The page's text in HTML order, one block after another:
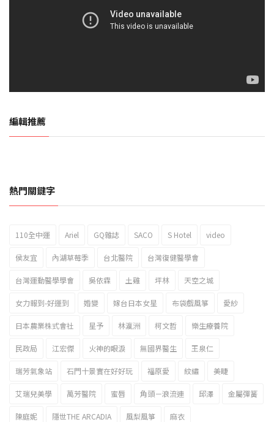
編輯推薦
2023新北市北海岸國際風箏節「風在石起」霸氣回歸
熱門關鍵字
110全中運 Ariel GQ雜誌 SACO S Hotel video
侯友宜 內湖草莓季 台北醫院 台灣復健醫學會
台灣運動醫學學會 吳依霖 土雞 坪林 天空之城
女力報到-好運到 婚變 嫁台日本女星 布袋戲風箏 愛紗
日本農業株式會社 星予 林瀛洲 柯文哲 樂生療養院
民政局 江宏傑 火神的眼淚 無國界醫生 王泉仁
瑞芳氣象站 石門十景實在好好玩 福原愛 紋繡 美睫
艾瑞兒美學 萬芳醫院 蜜唇 角頭－浪流連 邱澤 金屬彈簧
陳庭妮 隱世THE ARCADIA 風梨風箏 麻衣